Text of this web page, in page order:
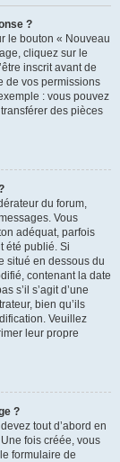
?
le bouton « Nouveau
cliquez sur le
inscrit avant de
de vos permissions
: vous pouvez
des pièces
du forum,
Vous
adéquat, parfois
été publié. Si
situé en dessous du
contenant la date
s’il s’agit d’une
bien qu’ils
Veuillez
leur propre
?
tout d’abord en
fois créée, vous
formulaire de